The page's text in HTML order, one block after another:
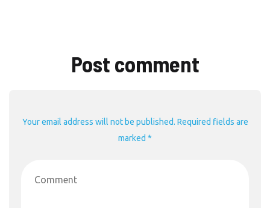
Post comment
Your email address will not be published. Required fields are
marked *